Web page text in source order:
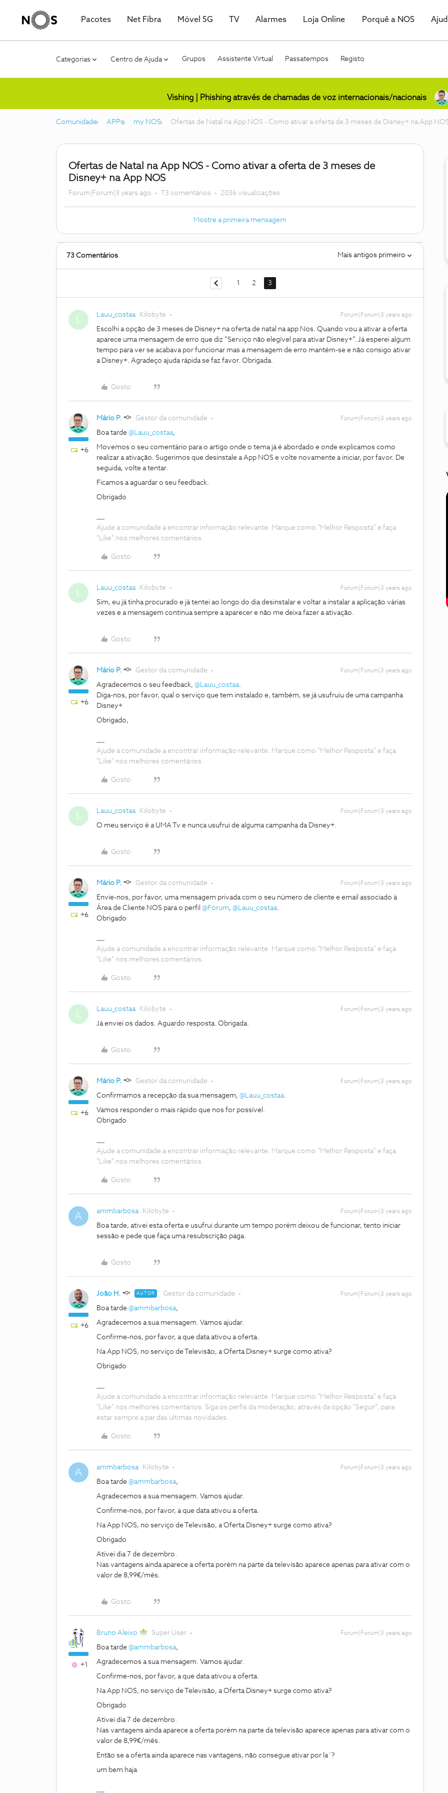
Pacotes Net Fibra Móvel 5G TV Alarmes Loja Online Porquê a NOS
Categorias Centro de Ajuda Grupos Assistente Virtual Passatempos Registo
Vishing | Phishing através de chamadas de voz internacionais/nacionais
Comunidade APPs my NOS Ofertas de Natal na App NOS - Como ativar a oferta de 3 meses de Disney+ na App
Ofertas de Natal na App NOS - Como ativar a oferta de 3 meses de
Disney+ na App NOS
Forum|Forum|3 years ago 73 comentários 2036 visualizações
Mostre a primeira mensagem
73 Comentários Mais antigos primeiro
1 2 3
L Lauu_costaa Kilobyte Forum|Forum|3 years ago
Escolhi a opção de 3 meses de Disney+ na oferta de natal na app Nos. Quando vou a ativar a oferta
aparece uma mensagem de erro que diz “Serviço não elegível para ativar Disney+”. Já esperei algum
tempo para ver se acabava por funcionar mas a mensagem de erro mantém-se e não consigo ativar
a Disney+. Agradeço ajuda rápida se faz favor. Obrigada.
Gosto
+6
Mário P. Gestor da comunidade Forum|Forum|3 years ago
Boa tarde @Lauu_costaa,
Movemos o seu comentário para o artigo onde o tema já é abordado e onde explicamos como
realizar a ativação. Sugerimos que desinstale a App NOS e volte novamente a iniciar, por favor. De
seguida, volte a tentar.
Ficamos a aguardar o seu feedback.
Obrigado
Ajude a comunidade a encontrar informação relevante. Marque como "Melhor Resposta" e faça
"Like" nos melhores comentários.
Gosto
L Lauu_costaa Kilobyte Forum|Forum|3 years ago
Sim, eu já tinha procurado e já tentei ao longo do dia desinstalar e voltar a instalar a aplicação várias
vezes e a mensagem continua sempre a aparecer e não me deixa fazer a ativação.
Gosto
+6
Mário P. Gestor da comunidade Forum|Forum|3 years ago
Agradecemos o seu feedback, @Lauu_costaa.
Diga-nos, por favor, qual o serviço que tem instalado e, também, se já usufruiu de uma campanha
Disney+
Obrigado,
Ajude a comunidade a encontrar informação relevante. Marque como "Melhor Resposta" e faça
"Like" nos melhores comentários.
Gosto
L Lauu_costaa Kilobyte Forum|Forum|3 years ago
O meu serviço é a UMA Tv e nunca usufrui de alguma campanha da Disney+.
Gosto
+6
Mário P. Gestor da comunidade Forum|Forum|3 years ago
Envie-nos, por favor, uma mensagem privada com o seu número de cliente e email associado à
Área de Cliente NOS para o perfil @Fórum, @Lauu_costaa.
Obrigado
Ajude a comunidade a encontrar informação relevante. Marque como "Melhor Resposta" e faça
"Like" nos melhores comentários.
Gosto
L Lauu_costaa Kilobyte Forum|Forum|3 years ago
Já enviei os dados. Aguardo resposta. Obrigada.
Gosto
+6
Mário P. Gestor da comunidade Forum|Forum|3 years ago
Confirmamos a recepção da sua mensagem, @Lauu_costaa.
Vamos responder o mais rápido que nos for possível.
Obrigado
Ajude a comunidade a encontrar informação relevante. Marque como "Melhor Resposta" e faça
"Like" nos melhores comentários.
Gosto
A ammbarbosa Kilobyte Forum|Forum|3 years ago
Boa tarde, ativei esta oferta e usufrui durante um tempo porém deixou de funcionar, tento iniciar
sessão e pede que faça uma resubscrição paga.
Gosto
+6
João H. AUTOR Gestor da comunidade Forum|Forum|3 years ago
Boa tarde @ammbarbosa,
Agradecemos a sua mensagem. Vamos ajudar.
Confirme-nos, por favor, a que data ativou a oferta.
Na App NOS, no serviço de Televisão, a Oferta Disney+ surge como ativa?
Obrigado
Ajude a comunidade a encontrar informação relevante. Marque como "Melhor Resposta" e faça
"Like" nos melhores comentários. Siga os perfis da moderação, através da opção "Seguir", para
estar sempre a par das ultimas novidades.
Gosto
A ammbarbosa Kilobyte Forum|Forum|3 years ago
Boa tarde @ammbarbosa,
Agradecemos a sua mensagem. Vamos ajudar.
Confirme-nos, por favor, a que data ativou a oferta.
Na App NOS, no serviço de Televisão, a Oferta Disney+ surge como ativa?
Obrigado
Ativei dia 7 de dezembro.
Nas vantagens ainda aparece a oferta porém na parte da televisão aparece apenas para ativar com o
valor de 8,99€/mês.
Gosto
+1
Bruno Aleixo Super User Forum|Forum|3 years ago
Boa tarde @ammbarbosa,
Agradecemos a sua mensagem. Vamos ajudar.
Confirme-nos, por favor, a que data ativou a oferta.
Na App NOS, no serviço de Televisão, a Oferta Disney+ surge como ativa?
Obrigado
Ativei dia 7 de dezembro.
Nas vantagens ainda aparece a oferta porém na parte da televisão aparece apenas para ativar com o
valor de 8,99€/mês.
Então se a oferta ainda aparece nas vantagens, não consegue ativar por la´?
um bem haja